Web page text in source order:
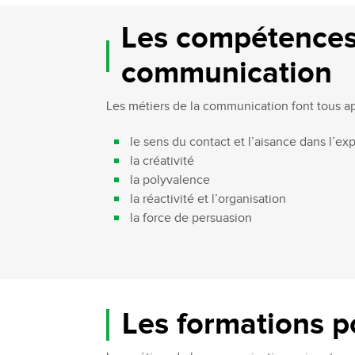
Les
communication
Les métiers de la communication font tous
le sens du contact et l’aisance dans
la créativité
la polyvalence
la réactivité et l’organisation
la force de persuasion
Les formations
Le programme International à
Étudier à l'international
Double diplôme
Bachelor Marketing digital
Bachelor Commerce Marketing
spécialisation International
Bachelor Communication,
Bachelor Communication
Environnement
Bachelor Luxe –
Commercial et Marketing